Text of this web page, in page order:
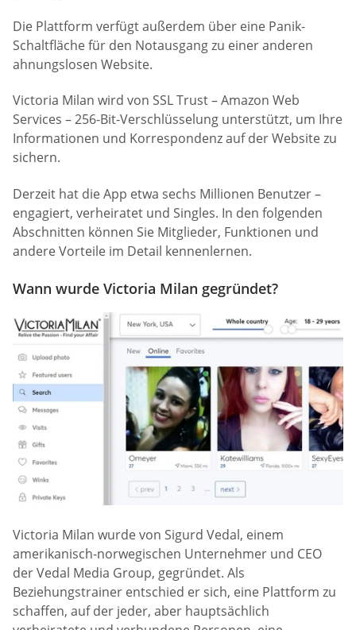
Die Plattform verfügt außerdem über eine Panik-
Schaltfläche für den Notausgang zu einer anderen
ahnungslosen Website.
Victoria Milan wird von SSL Trust – Amazon Web
Services – 256-Bit-Verschlüsselung unterstützt, um Ihre
Informationen und Korrespondenz auf der Website zu
sichern.
Derzeit hat die App etwa sechs Millionen Benutzer –
engagiert, verheiratet und Singles. In den folgenden
Abschnitten können Sie Mitglieder, Funktionen und
andere Vorteile im Detail kennenlernen.
Wann wurde Victoria Milan gegründet?
Victoria Milan wurde von Sigurd Vedal, einem
amerikanisch-norwegischen Unternehmer und CEO
der Vedal Media Group, gegründet. Als
Beziehungstrainer entschied er sich, eine Plattform zu
schaffen, auf der jeder, aber hauptsächlich